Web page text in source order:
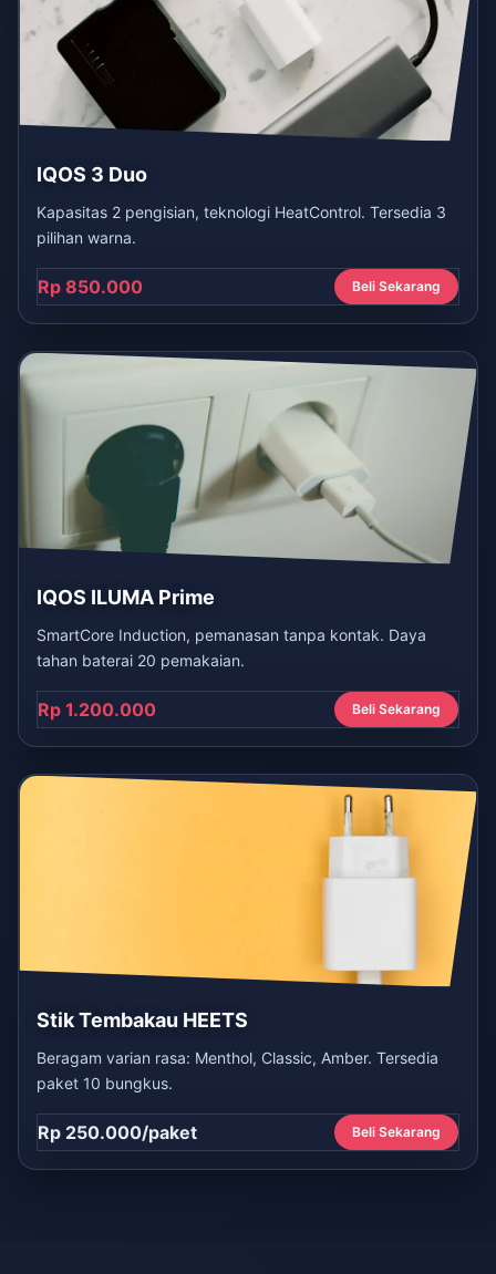
IQOS 3 Duo
Kapasitas 2 pengisian, teknologi HeatControl. Tersedia 3
pilihan warna.
Rp 850.000 Beli Sekarang
IQOS ILUMA Prime
SmartCore Induction, pemanasan tanpa kontak. Daya
tahan baterai 20 pemakaian.
Rp 1.200.000 Beli Sekarang
Stik Tembakau HEETS
Beragam varian rasa: Menthol, Classic, Amber. Tersedia
paket 10 bungkus.
Rp 250.000/paket Beli Sekarang